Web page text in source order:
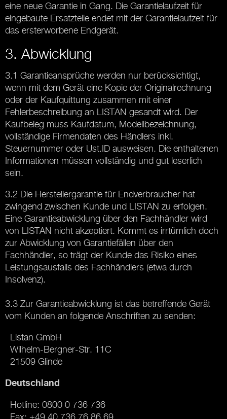
eine neue Garantie in Gang. Die Garantielaufzeit für
eingebaute Ersatzteile endet mit der Garantielaufzeit für
das ersterworbene Endgerät.
3. Abwicklung
3.1 Garantieansprüche werden nur berücksichtigt,
wenn mit dem Gerät eine Kopie der Originalrechnung
oder der Kaufquittung zusammen mit einer
Fehlerbeschreibung an LISTAN gesandt wird. Der
Kaufbeleg muss Kaufdatum, Modellbezeichnung,
vollständige Firmendaten des Händlers inkl.
Steuernummer oder Ust.ID ausweisen. Die enthaltenen
Informationen müssen vollständig und gut leserlich
sein.
3.2 Die Herstellergarantie für Endverbraucher hat
zwingend zwischen Kunde und LISTAN zu erfolgen.
Eine Garantieabwicklung über den Fachhändler wird
von LISTAN nicht akzeptiert. Kommt es irrtümlich doch
zur Abwicklung von Garantiefällen über den
Fachhändler, so trägt der Kunde das Risiko eines
Leistungsausfalls des Fachhändlers (etwa durch
Insolvenz).
3.3 Zur Garantieabwicklung ist das betreffende Gerät
vom Kunden an folgende Anschriften zu senden:
Listan GmbH
Wilhelm-Bergner-Str. 11C
21509 Glinde
Deutschland
Hotline: 0800 0 736 736
Fax: +49 40 736 76 86 69